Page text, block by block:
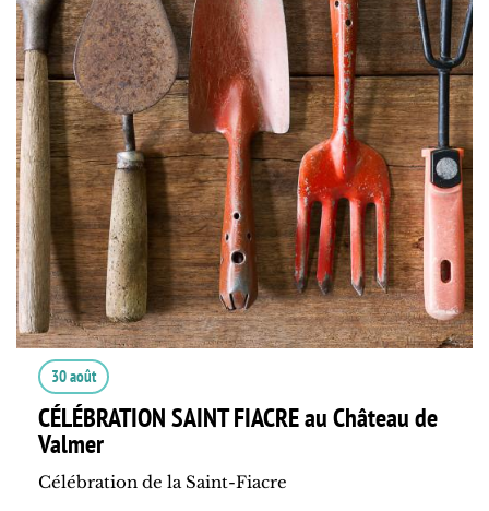
30 août
CÉLÉBRATION SAINT FIACRE au Château de
Valmer
Célébration de la Saint-Fiacre